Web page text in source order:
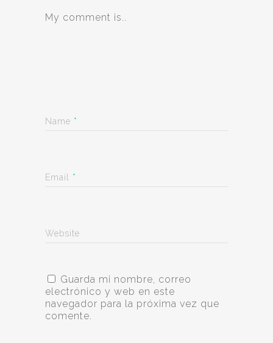
My comment is..
Name *
Email *
Website
Guarda mi nombre, correo
electrónico y web en este
navegador para la próxima vez que
comente.